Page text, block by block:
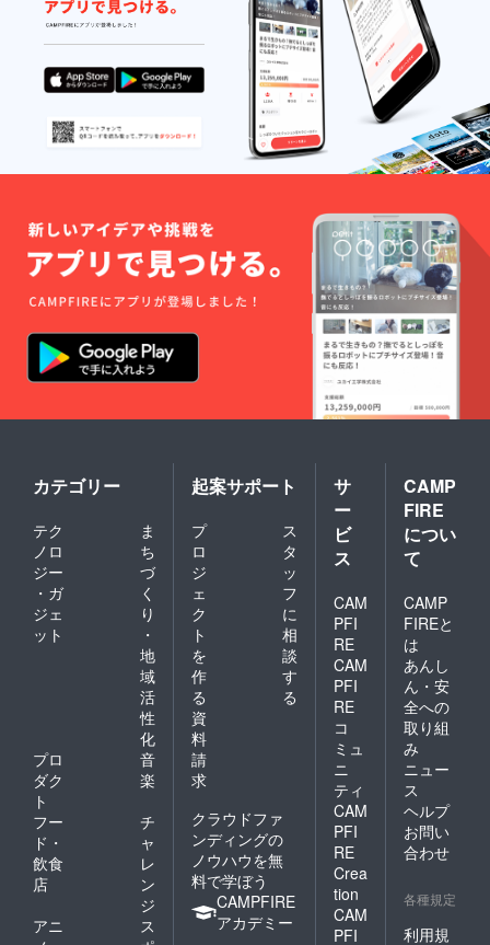
カテゴリー
テク
ノロ
ジー
・ガ
ジェ
ット
ま
ち
づ
く
り
・
地
域
活
性
化
プロ
ダク
ト
音
楽
フー
ド・
飲食
店
チ
ャ
レ
ン
ジ
アニ
ス
起案サポート
プ
ロ
ジ
ェ
ク
ト
を
作
る
ス
タ
ッ
フ
に
相
談
す
る
資
料
請
求
クラウドファ
ンディングの
ノウハウを無
料で学ぼう
CAMPFIRE
アカデミー
サ
ー
ビ
ス
CAM
PFI
RE
CAM
PFI
RE
コ
ミュ
ニ
ティ
CAM
PFI
RE
Crea
tion
CAM
PFI
CAMP
FIRE
につい
て
CAMP
FIREと
は
あんし
ん・安
全への
取り組
み
ニュー
ス
ヘルプ
お問い
合わせ
各種規定
利用規